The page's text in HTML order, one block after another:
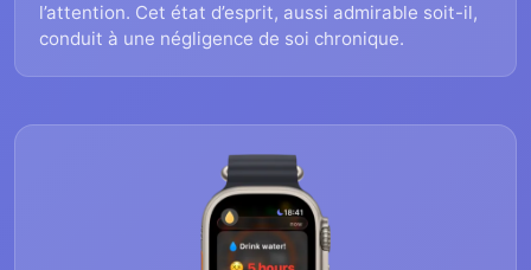
l’attention. Cet état d’esprit, aussi admirable soit-il,
conduit à une négligence de soi chronique.